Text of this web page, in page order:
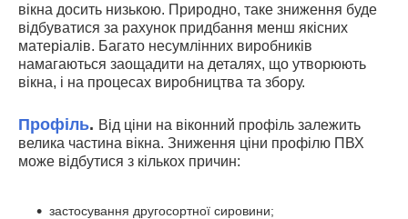
вікна досить низькою. Природно, таке зниження буде
відбуватися за рахунок придбання менш якісних
матеріалів. Багато несумлінних виробників
намагаються заощадити на деталях, що утворюють
вікна, і на процесах виробництва та збору.
Профіль. Від ціни на віконний профіль залежить
велика частина вікна. Зниження ціни профілю ПВХ
може відбутися з кількох причин:
застосування другосортної сировини;